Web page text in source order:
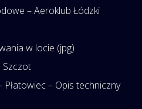
– Aeroklub Łódzki
w locie (jpg)
Szczot
– Opis techniczny